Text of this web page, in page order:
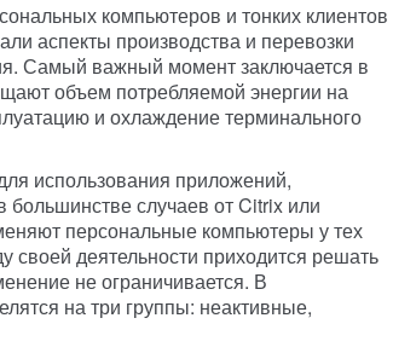
компьютеров и тонких клиентов
аспекты производства и перевозки
Самый важный момент заключается в
объем потребляемой энергии на
и охлаждение терминального
использования приложений,
случаев от Citrix или
персональные компьютеры у тех
своей деятельности приходится решать
не ограничивается. В
на три группы: неактивные,